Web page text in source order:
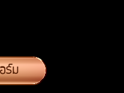
ร์ม